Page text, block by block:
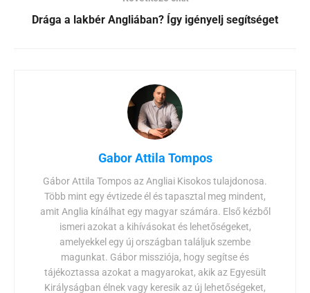
Drága a lakbér Angliában? Így igényelj segítséget
Gabor Attila Tompos
Gábor Attila Tompos az Angliai Kisokos tulajdonosa.
Több mint egy évtizede él és tapasztal meg mindent,
amit Anglia kínálhat egy magyar számára. Első kézből
ismeri azokat a kihívásokat és lehetőségeket,
amelyekkel egy új országban találjuk szembe
magunkat. Gábor missziója, hogy segítse és
tájékoztassa azokat a magyarokat, akik az Egyesült
Királyságban élnek vagy keresik az új lehetőségeket,